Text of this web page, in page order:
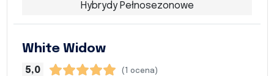
Hybrydy Pełnosezonowe
White Widow
5,0 (1 ocena)